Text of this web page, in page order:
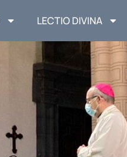
LECTIO DIVINA